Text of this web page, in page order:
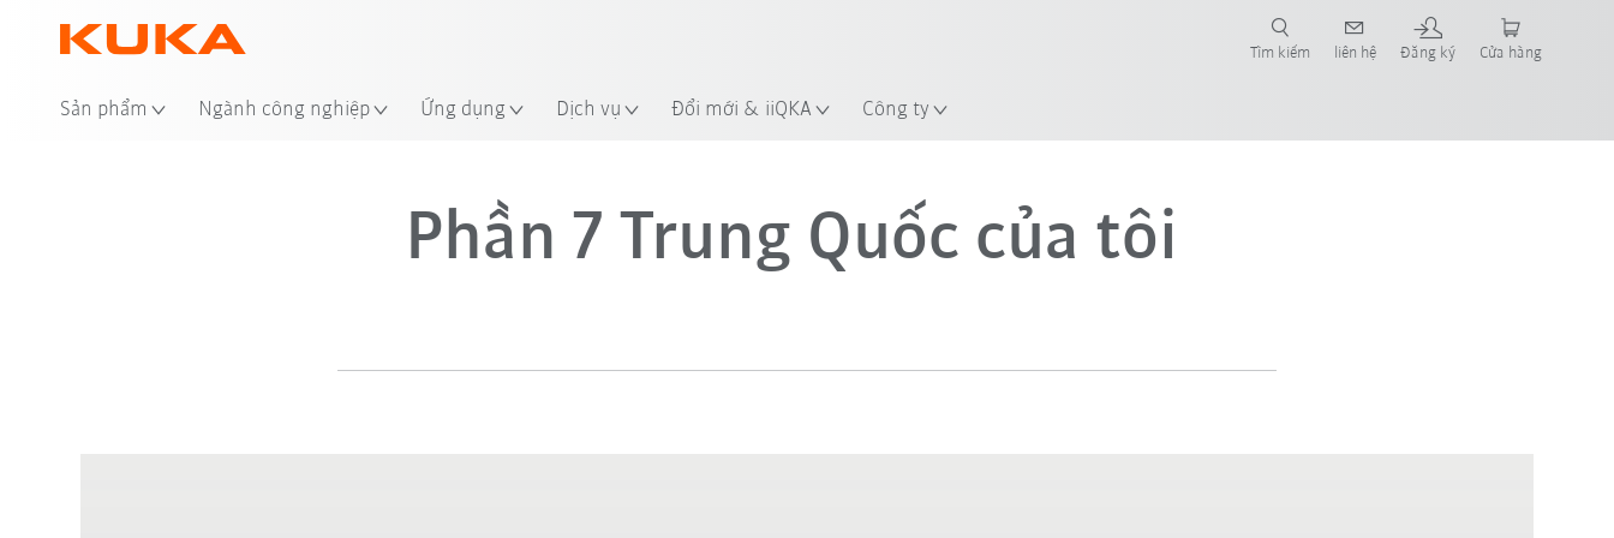
Sản phẩm Ngành công nghiệp Ứng dụng Dịch vụ Đổi mới & iiQKA Công ty
Tìm kiếm liên hệ Đăng ký Cửa hàng
Phần 7 Trung Quốc của tôi